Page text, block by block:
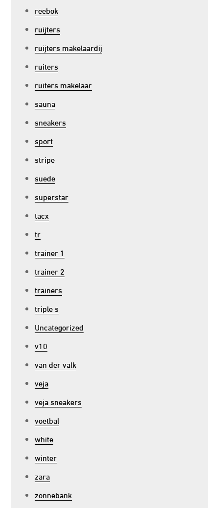
reebok
ruijters
ruijters makelaardij
ruiters
ruiters makelaar
sauna
sneakers
sport
stripe
suede
superstar
tacx
tr
trainer 1
trainer 2
trainers
triple s
Uncategorized
v10
van der valk
veja
veja sneakers
voetbal
white
winter
zara
zonnebank